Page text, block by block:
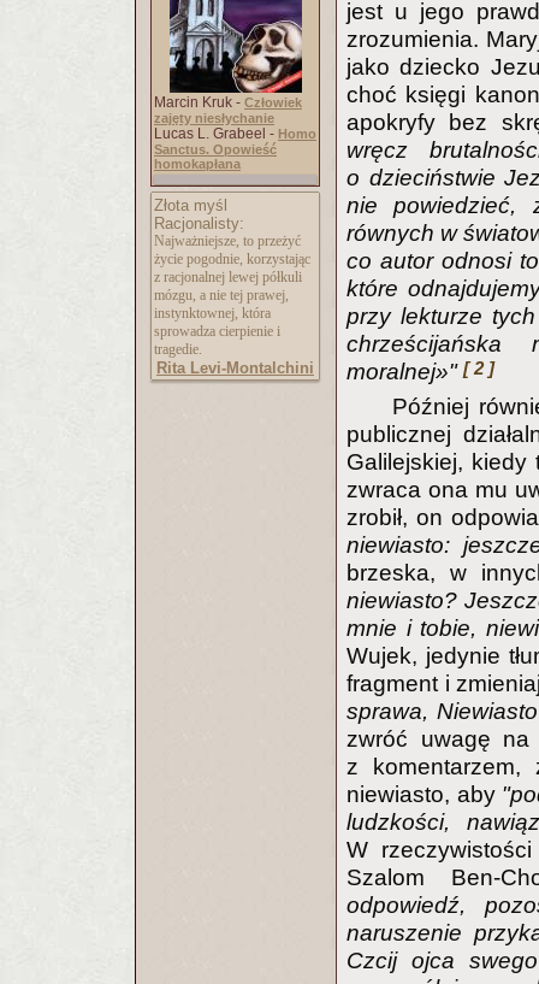
Marcin Kruk - Człowiek
zajęty niesłychanie
Lucas L. Grabeel - Homo
Sanctus. Opowieść
homokapłana
Złota myśl
Racjonalisty:
Najważniejsze, to przeżyć
życie pogodnie, korzystając
z racjonalnej lewej półkuli
mózgu, a nie tej prawej,
instynktownej, która
sprowadza cierpienie i
tragedie.
Rita Levi-Montalchini
jest u jego
zrozumienia.
jako dziecko
choć księgi
apokryfy bez
wręcz
o dzieciństwie
nie powiedzieć,
równych w
co autor odnosi
które
przy lekturze
chrześcijańska
moralnej»"[ 2 ]
Później
publicznej
Galilejskiej, kiedy
zwraca ona mu
zrobił, on
niewiasto:
brzeska, w
niewiasto?
mnie i tobie,
Wujek, jedynie
fragment i
sprawa,
zwróć uwagę na
z
niewiasto, aby
ludzkości,
W
Szalom Ben-
odpowiedź,
naruszenie
Czcij ojca